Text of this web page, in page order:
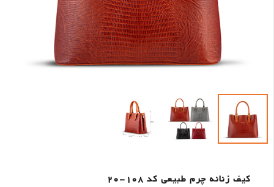
کیف زنانه چرم طبیعی کد 108-20